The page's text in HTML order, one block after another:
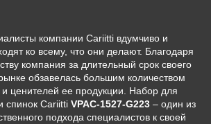
компании Cariitti вдумчиво и
ко всему, что они делают. Благодаря
компания за длительный срок своего
обзавелась большим количеством
ценителей ее продукции. Набор для
спинок Cariitti VPAC-1527-G223 – один из
подхода специалистов к своей